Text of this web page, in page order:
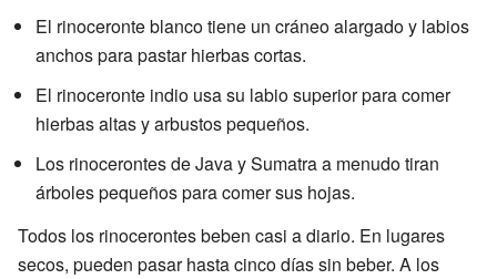
El rinoceronte blanco tiene un cráneo alargado y labios
anchos para pastar hierbas cortas.
El rinoceronte indio usa su labio superior para comer
hierbas altas y arbustos pequeños.
Los rinocerontes de Java y Sumatra a menudo tiran
árboles pequeños para comer sus hojas.
Todos los rinocerontes beben casi a diario. En lugares
secos, pueden pasar hasta cinco días sin beber. A los